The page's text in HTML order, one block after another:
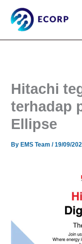
content
Hitachi
terhadap
Ellipse
By EMS Team/19/09/